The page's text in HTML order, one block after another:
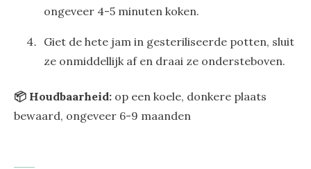
ongeveer 4-5 minuten koken.
Giet de hete jam in gesteriliseerde potten, sluit
ze onmiddellijk af en draai ze ondersteboven.
📦 Houdbaarheid: op een koele, donkere plaats
bewaard, ongeveer 6-9 maanden